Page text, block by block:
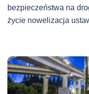
bezpieczeństwa na
życie nowelizacja